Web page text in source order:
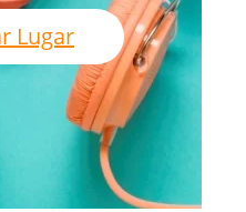
Lugar